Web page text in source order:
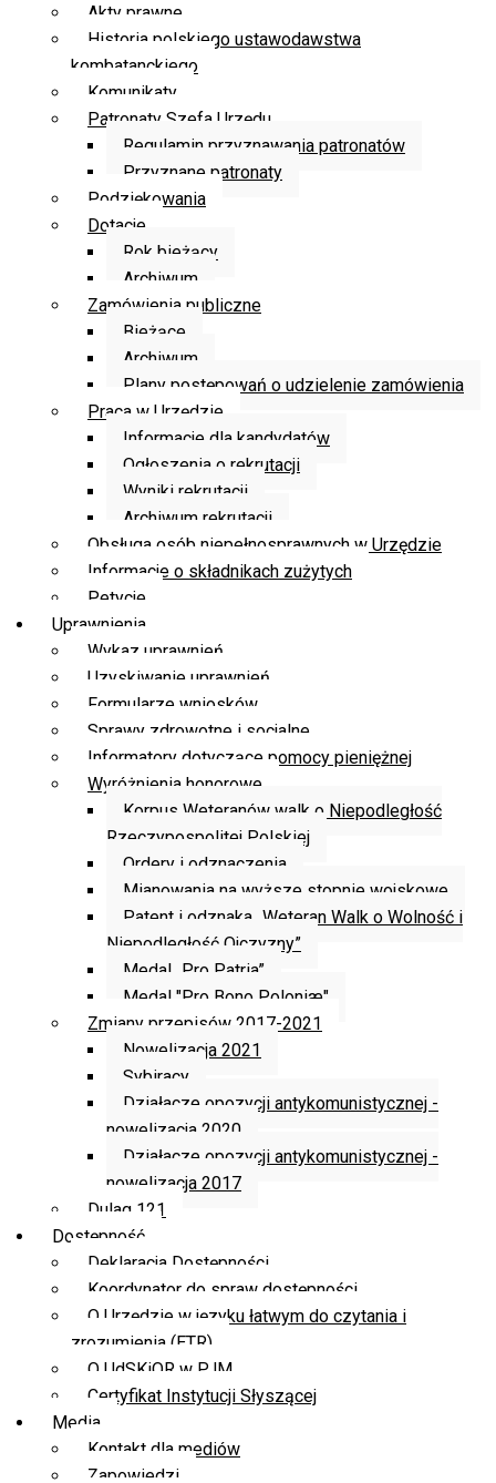
Akty prawne
Historia polskiego ustawodawstwa
kombatanckiego
Komunikaty
Patronaty Szefa Urzędu
Regulamin przyznawania patronatów
Przyznane patronaty
Podziękowania
Dotacje
Rok bieżący
Archiwum
Zamówienia publiczne
Bieżące
Archiwum
Plany postępowań o udzielenie zamówienia
Praca w Urzędzie
Informacje dla kandydatów
Ogłoszenia o rekrutacji
Wyniki rekrutacji
Archiwum rekrutacji
Obsługa osób niepełnosprawnych w Urzędzie
Informacje o składnikach zużytych
Petycje
Uprawnienia
Wykaz uprawnień
Uzyskiwanie uprawnień
Formularze wniosków
Sprawy zdrowotne i socjalne
Informatory dotyczące pomocy pieniężnej
Wyróżnienia honorowe
Korpus Weteranów walk o Niepodległość
Rzeczypospolitej Polskiej
Ordery i odznaczenia
Mianowania na wyższe stopnie wojskowe
Patent i odznaka „Weteran Walk o Wolność i
Niepodległość Ojczyzny”
Medal „Pro Patria”
Medal "Pro Bono Poloniæ"
Zmiany przepisów 2017-2021
Nowelizacja 2021
Sybiracy
Działacze opozycji antykomunistycznej -
nowelizacja 2020
Działacze opozycji antykomunistycznej -
nowelizacja 2017
Dulag 121
Dostępność
Deklaracja Dostępności
Koordynator do spraw dostępności
O Urzędzie w języku łatwym do czytania i
zrozumienia (ETR)
O UdSKiOR w PJM
Certyfikat Instytucji Słyszącej
Media
Kontakt dla mediów
Zapowiedzi